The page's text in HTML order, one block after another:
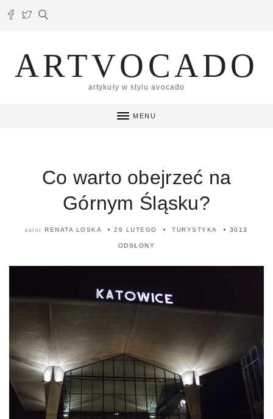
ARTVOCADO
artykuły w stylu avocado
MENU
Co warto obejrzeć na
Górnym Śląsku?
autor RENATA LOSKA 29 LUTEGO TURYSTYKA 3013
ODSŁONY